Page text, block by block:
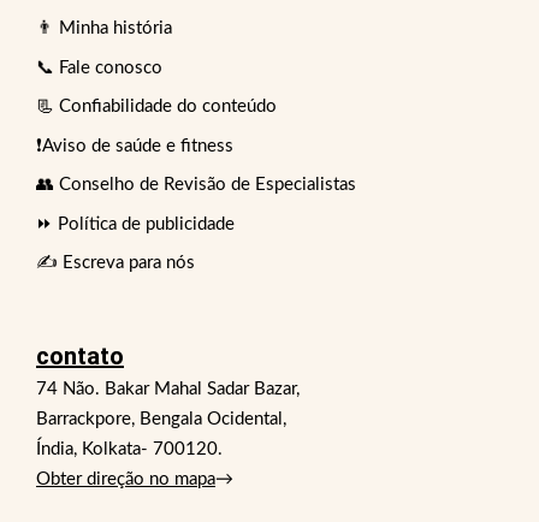
👨 Minha história
📞 Fale conosco
📃 Confiabilidade do conteúdo
❗Aviso de saúde e fitness
👥 Conselho de Revisão de Especialistas
⏩ Política de publicidade
✍️ Escreva para nós
contato
74 Não. Bakar Mahal Sadar Bazar,
Barrackpore, Bengala Ocidental,
Índia, Kolkata- 700120.
Obter direção no mapa→